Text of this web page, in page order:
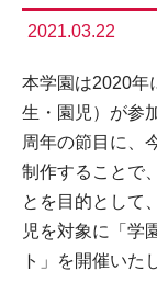
2021.03.22
本学園は2020年
生・園児）が参
周年の節目に、
制作することで
とを目的として
児を対象に「学
ト」を開催いた